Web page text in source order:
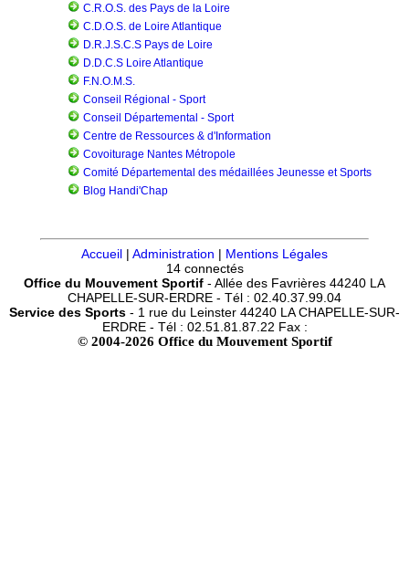
C.R.O.S. des Pays de la Loire
C.D.O.S. de Loire Atlantique
D.R.J.S.C.S Pays de Loire
D.D.C.S Loire Atlantique
F.N.O.M.S.
Conseil Régional - Sport
Conseil Départemental - Sport
Centre de Ressources & d'Information
Covoiturage Nantes Métropole
Comité Départemental des médaillées Jeunesse et Sports
Blog Handi'Chap
Accueil | Administration | Mentions Légales
14 connectés
Office du Mouvement Sportif - Allée des Favrières 44240 LA
CHAPELLE-SUR-ERDRE - Tél : 02.40.37.99.04
Service des Sports - 1 rue du Leinster 44240 LA CHAPELLE-SUR-
ERDRE - Tél : 02.51.81.87.22 Fax :
© 2004-2026 Office du Mouvement Sportif